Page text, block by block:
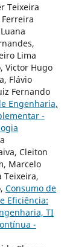
Teixeira
Lima
Victor Hugo
Flávio
Fernando
Engenharia,
-
Cleiton
Marcelo
Teixeira,
Consumo de
Eficiência:
TI
-